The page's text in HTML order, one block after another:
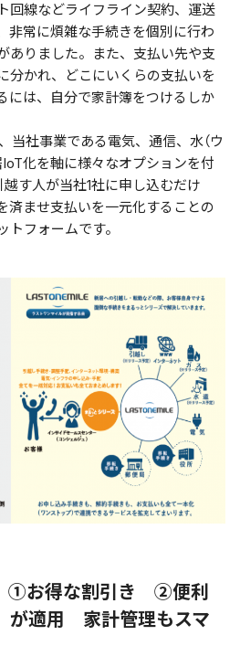
回線などライフライン契約、運送
非常に煩雑な手続きを個別に行わ
ありました。また、支払い先や支
分かれ、どこにいくらの支払いを
には、自分で家計簿をつけるしか
当社事業である電気、通信、水（ウ
IoT化を軸に様々なオプションを付
す人が当社1社に申し込むだけ
済ませ支払いを一元化することの
フォームです。
①お得な割引き ②便利
が適用 家計管理もスマ